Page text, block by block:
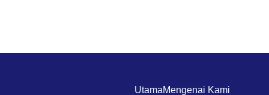
UtamaMengenai Kami